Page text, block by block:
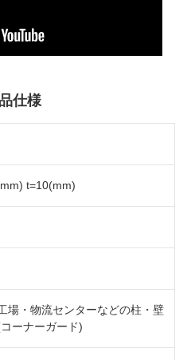
仕様
t=10(mm)
場・物流センターなどの柱・壁
ーナーガード)